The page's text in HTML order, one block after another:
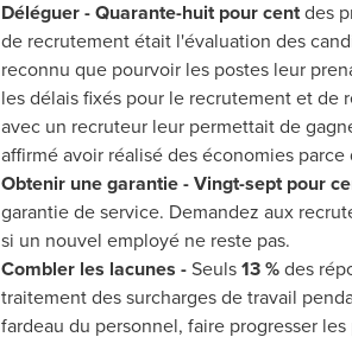
Déléguer -Quarante-huit pour centdes
de recrutement était l'évaluation des
reconnu que pourvoir les postes leur
les délais fixés pour le recrutement et de
avec un recruteur leur permettait de
affirmé avoir réalisé des économies
Obtenir une garantie - Vingt-sept pour
garantie de service. Demandez aux
si un nouvel employé ne reste pas.
Combler les lacunes -Seuls13 %des
traitement des surcharges de travail
fardeau du personnel, faire progresser